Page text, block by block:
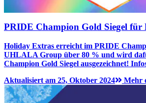
PRIDE Champion Gold Siegel für
Holiday Extras erreicht im PRIDE
UHLALA Group über 80 % und wird
Champion Gold Siegel ausgezeichnet!
Aktualisiert am 25, Oktober 2024
Mehr